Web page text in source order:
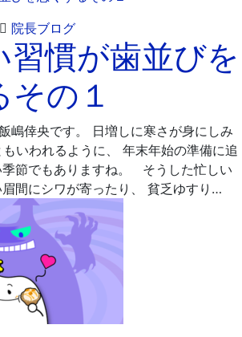
院長ブログ2022
年
12
19
飯
嶋
歯
医
習慣が歯並びを
の１
嶋倖央です。 日増しに寒さが身にしみ
いわれるように、 年末年始の準備に追
節でもありますね。 そうした忙しい
間にシワが寄ったり、 貧乏ゆすり…